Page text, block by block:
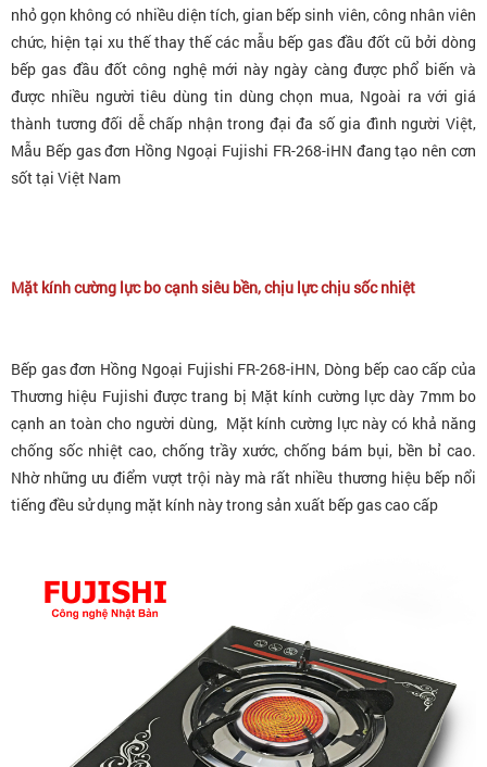
nhỏ gọn không có nhiều diện tích, gian bếp sinh viên, công nhân viên
chức, hiện tại xu thế thay thế các mẫu bếp gas đầu đốt cũ bởi dòng
bếp gas đầu đốt công nghệ mới này ngày càng được phổ biến và
được nhiều người tiêu dùng tin dùng chọn mua, Ngoài ra với giá
thành tương đối dễ chấp nhận trong đại đa số gia đình người Việt,
Mẫu Bếp gas đơn Hồng Ngoại Fujishi FR-268-iHN đang tạo nên cơn
sốt tại Việt Nam
Mặt kính cường lực bo cạnhsiêu bền, chịu lực chịu sốc nhiệt
Bếp gas đơn Hồng Ngoại Fujishi FR-268-iHN, Dòng bếp cao cấp của
Thương hiệu Fujishi được trang bị Mặt kính cường lực dày 7mm bo
cạnh an toàn cho người dùng, Mặt kính cường lực này có khả năng
chống sốc nhiệt cao, chống trầy xước, chống bám bụi, bền bỉ cao.
Nhờ những ưu điểm vượt trội này mà rất nhiều thương hiệu bếp nổi
tiếng đều sử dụng mặt kính này trong sản xuất bếp gas cao cấp